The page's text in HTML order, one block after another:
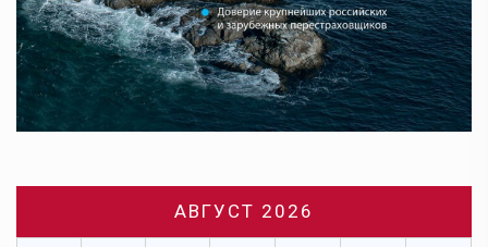
АВГУСТ 2026